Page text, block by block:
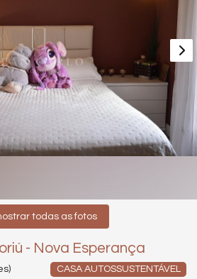
todas as fotos
- Nova Esperança
CASA AUTOSSUSTENTÁVEL